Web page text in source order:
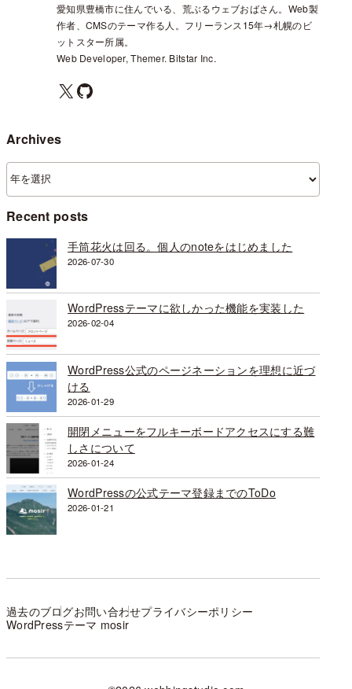
愛知県豊橋市に住んでいる、荒ぶるウェブおばさん。Web製
作者、CMSのテーマ作る人。フリーランス15年→札幌のビ
ットスター所属。
Web Developer, Themer. Bitstar Inc.
X GitHub
Archives
ア
ー
カ
イ
ブ
Recent posts
手筒花火は回る。個人のnoteをはじめました
2026-07-30
WordPressテーマに欲しかった機能を実装した
2026-02-04
WordPress公式のページネーションを理想に近づ
ける
2026-01-29
開閉メニューをフルキーボードアクセスにする難
しさについて
2026-01-24
WordPressの公式テーマ登録までのToDo
2026-01-21
過去のブログお問い合わせプライバシーポリシー
WordPressテーマ mosir